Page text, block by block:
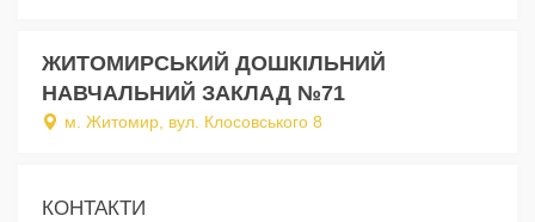
ЖИТОМИРСЬКИЙ ДОШКІЛЬНИЙ
НАВЧАЛЬНИЙ ЗАКЛАД №71
м. Житомир, вул. Клосовського 8
КОНТАКТИ